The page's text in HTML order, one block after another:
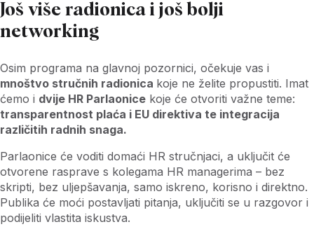
Još više radionica i još bolji
networking
Osim programa na glavnoj pozornici, očekuje vas i
mnoštvo stručnih radionica koje ne želite propustiti. Imat
ćemo i dvije HR Parlaonice koje će otvoriti važne teme:
transparentnost plaća i EU direktiva te integracija
različitih radnih snaga.
Parlaonice će voditi domaći HR stručnjaci, a uključit će
otvorene rasprave s kolegama HR managerima – bez
skripti, bez uljepšavanja, samo iskreno, korisno i direktno.
Publika će moći postavljati pitanja, uključiti se u razgovor i
podijeliti vlastita iskustva.